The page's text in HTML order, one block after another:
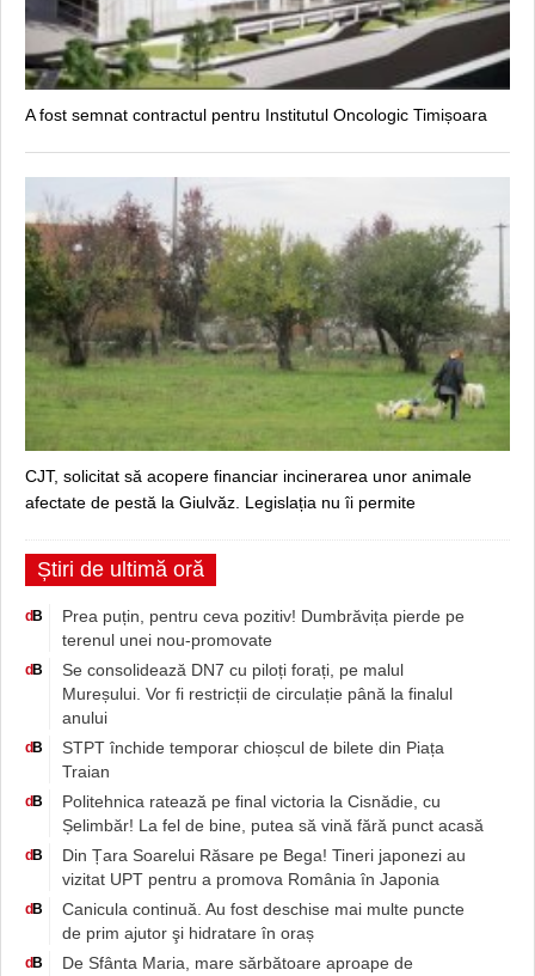
A fost semnat contractul pentru Institutul Oncologic Timișoara
CJT, solicitat să acopere financiar incinerarea unor animale
afectate de pestă la Giulvăz. Legislația nu îi permite
Știri de ultimă oră
d B
Prea puțin, pentru ceva pozitiv! Dumbrăvița pierde pe
terenul unei nou-promovate
d B
Se consolidează DN7 cu piloți forați, pe malul
Mureșului. Vor fi restricții de circulație până la finalul
anului
d B
STPT închide temporar chioșcul de bilete din Piața
Traian
d B
Politehnica ratează pe final victoria la Cisnădie, cu
Șelimbăr! La fel de bine, putea să vină fără punct acasă
d B
Din Țara Soarelui Răsare pe Bega! Tineri japonezi au
vizitat UPT pentru a promova România în Japonia
d B
Canicula continuă. Au fost deschise mai multe puncte
de prim ajutor şi hidratare în oraș
d B
De Sfânta Maria, mare sărbătoare aproape de